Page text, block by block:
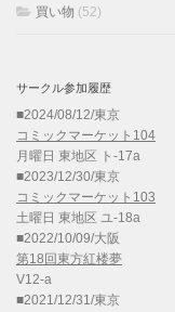
買い物 (52)
サークル参加履歴
■2024/08/12/東京
コミックマーケット104
月曜日 東地区 ト-17a
■2023/12/30/東京
コミックマーケット103
土曜日 東地区 ユ-18a
■2022/10/09/大阪
第18回東方紅楼夢
V12-a
■2021/12/31/東京